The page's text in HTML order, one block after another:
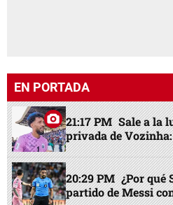
EN PORTADA
21:17 PM Sale a la
privada de
20:29 PM ¿Por qué
partido de Messi